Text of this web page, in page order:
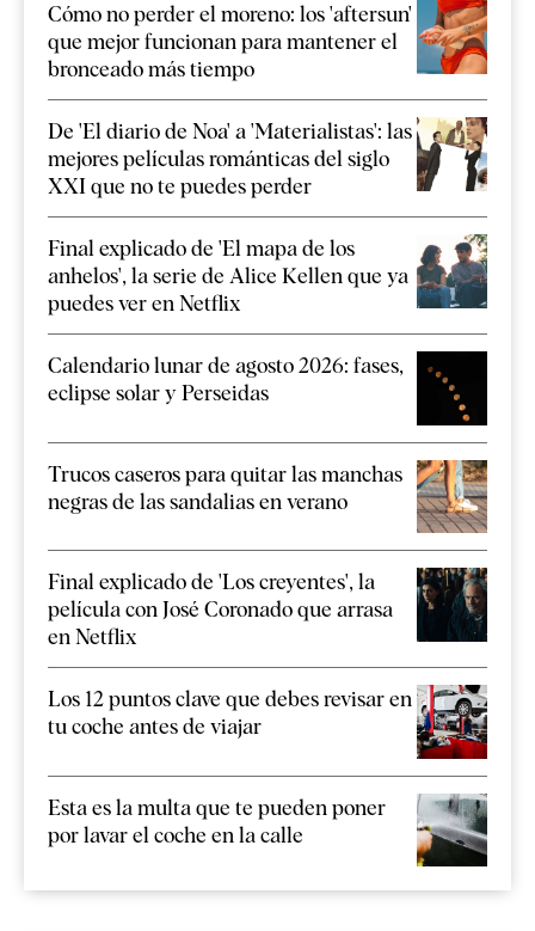
Cómo no perder el moreno: los 'aftersun'
que mejor funcionan para mantener el
bronceado más tiempo
De 'El diario de Noa' a 'Materialistas': las
mejores películas románticas del siglo
XXI que no te puedes perder
Final explicado de 'El mapa de los
anhelos', la serie de Alice Kellen que ya
puedes ver en Netflix
Calendario lunar de agosto 2026: fases,
eclipse solar y Perseidas
Trucos caseros para quitar las manchas
negras de las sandalias en verano
Final explicado de 'Los creyentes', la
película con José Coronado que arrasa
en Netflix
Los 12 puntos clave que debes revisar en
tu coche antes de viajar
Esta es la multa que te pueden poner
por lavar el coche en la calle